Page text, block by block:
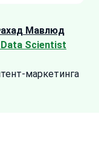
Мавлюд
Scientist
маркетинга